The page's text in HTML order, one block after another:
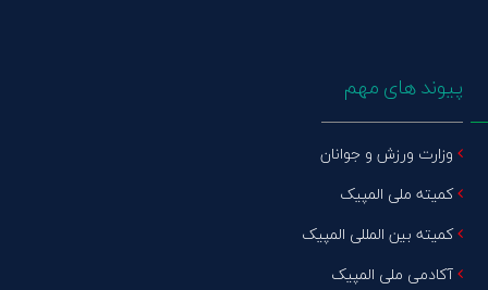
پیوند های مهم
وزارت ورزش و جوانان
کمیته ملی المپیک
کمیته بین المللی المپیک
آکادمی ملی المپیک